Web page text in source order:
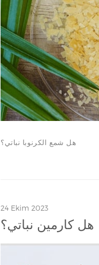
هل شمع الكرنوبا نباتي؟
24 Ekim 2023
هل كارمين نباتي؟